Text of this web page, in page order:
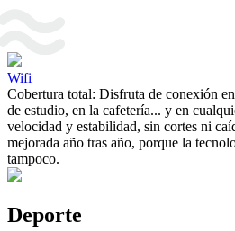
Wifi
Cobertura total: Disfruta de conexión
de estudio, en la cafetería... y en
velocidad y estabilidad, sin cortes ni
mejorada año tras año, porque la
tampoco.
Deporte